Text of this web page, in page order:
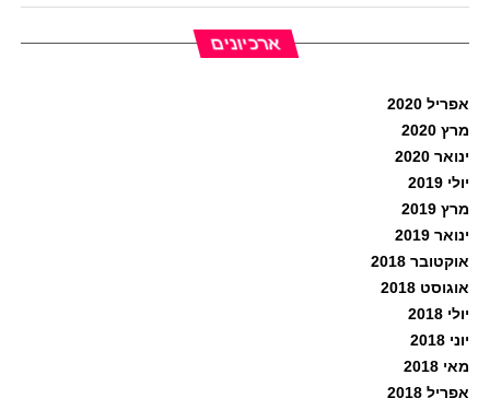
ארכיונים
אפריל 2020
מרץ 2020
ינואר 2020
יולי 2019
מרץ 2019
ינואר 2019
אוקטובר 2018
אוגוסט 2018
יולי 2018
יוני 2018
מאי 2018
אפריל 2018